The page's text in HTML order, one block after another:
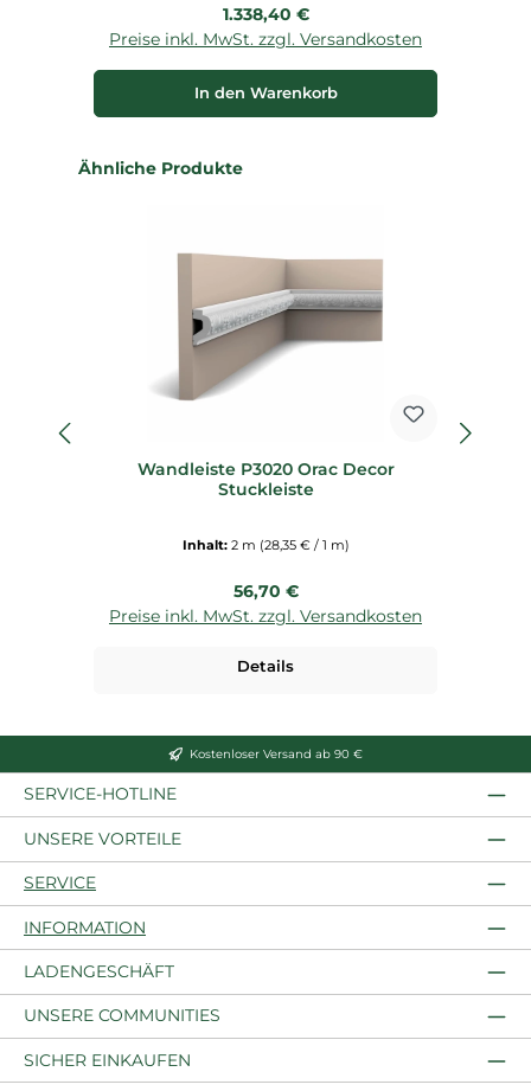
Regulärer Preis:
1.338,40 €
Preise inkl. MwSt. zzgl. Versandkosten
In den Warenkorb
Produktgalerie überspringen
Ähnliche Produkte
Wandleiste P3020 Orac Decor
Stuckleiste
Inhalt: 2 m (28,35 € / 1 m)
Regulärer Preis:
56,70 €
Preise inkl. MwSt. zzgl. Versandkosten
Details
Kostenloser Versand ab 90 €
SERVICE-HOTLINE
UNSERE VORTEILE
SERVICE
INFORMATION
LADENGESCHÄFT
UNSERE COMMUNITIES
SICHER EINKAUFEN